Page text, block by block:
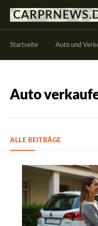
Startseite Auto und
Auto
ALLE BEITRÄGE